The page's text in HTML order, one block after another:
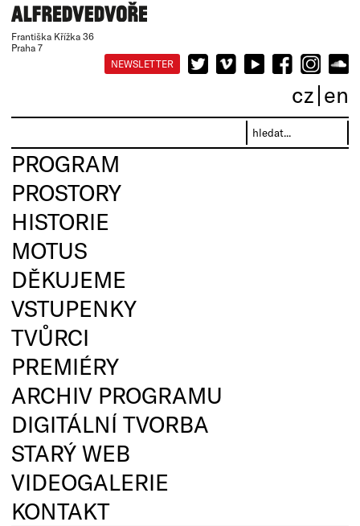
Františka Křížka 36
Praha 7
NEWSLETTER
cz en
PROGRAM
PROSTORY
HISTORIE
MOTUS
DĚKUJEME
VSTUPENKY
TVŮRCI
PREMIÉRY
ARCHIV PROGRAMU
DIGITÁLNÍ TVORBA
STARÝ WEB
VIDEOGALERIE
KONTAKT